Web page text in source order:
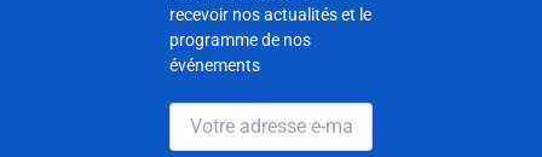
recevoir nos actualités et le
programme de nos
événements